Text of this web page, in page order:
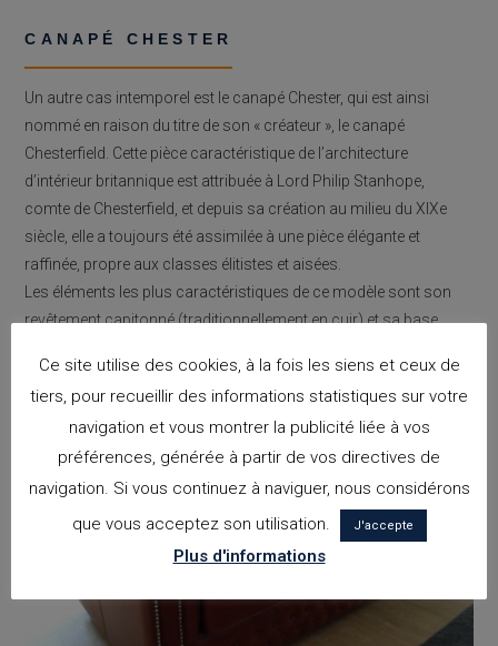
CANAPÉ CHESTER
Un autre cas intemporel est le canapé Chester, qui est ainsi
nommé en raison du titre de son « créateur », le canapé
Chesterfield. Cette pièce caractéristique de l’architecture
d’intérieur britannique est attribuée à Lord Philip Stanhope,
comte de Chesterfield, et depuis sa création au milieu du XIXe
siècle, elle a toujours été assimilée à une pièce élégante et
raffinée, propre aux classes élitistes et aisées.
Les éléments les plus caractéristiques de ce modèle sont son
revêtement capitonné (traditionnellement en cuir) et sa base
Ce site utilise des cookies, à la fois les siens et ceux de
tiers, pour recueillir des informations statistiques sur votre
navigation et vous montrer la publicité liée à vos
préférences, générée à partir de vos directives de
navigation. Si vous continuez à naviguer, nous considérons
que vous acceptez son utilisation.
J'accepte
Plus d'informations